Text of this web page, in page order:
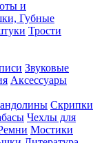
и
Губные
Трости
Звуковые
Аксессуары
Скрипки
Чехлы для
Мостики